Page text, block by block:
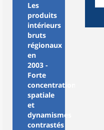
Les
produits
intérieurs
bruts
régionaux
en
2003 -
Forte
concentration
spatiale
et
dynamismes
contrastés